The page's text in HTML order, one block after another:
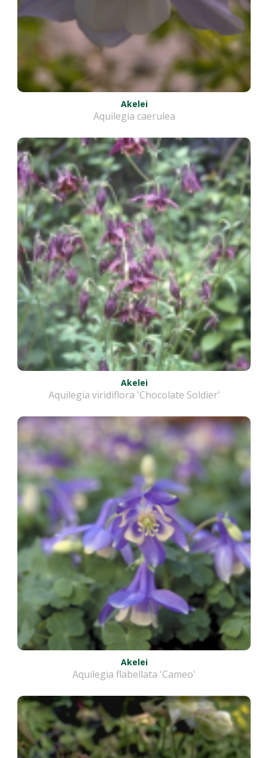
Akelei
Aquilegia caerulea
Akelei
Aquilegia viridiflora 'Chocolate Soldier'
Akelei
Aquilegia flabellata 'Cameo'